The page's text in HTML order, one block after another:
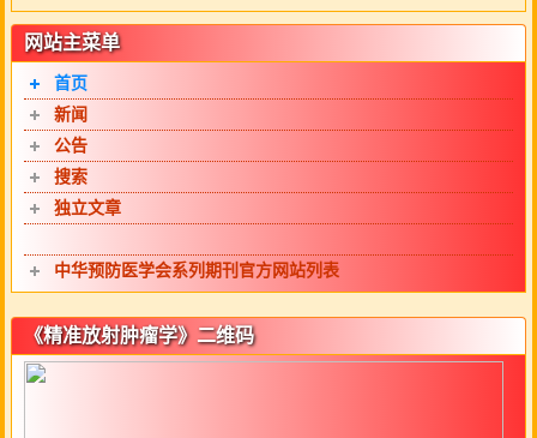
网站主菜单
首页
新闻
公告
搜索
独立文章
中华预防医学会系列期刊官方网站列表
《精准放射肿瘤学》二维码